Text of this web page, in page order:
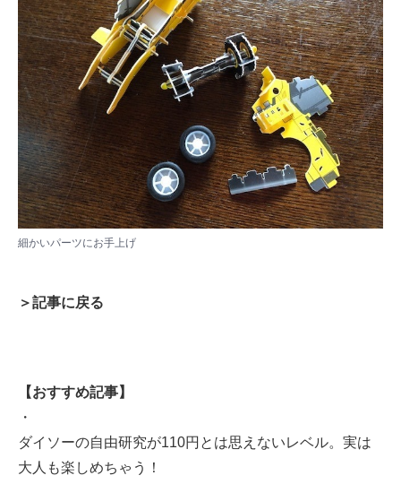
細かいパーツにお手上げ
＞記事に戻る
【おすすめ記事】
・
ダイソーの自由研究が110円とは思えないレベル。実は
大人も楽しめちゃう！